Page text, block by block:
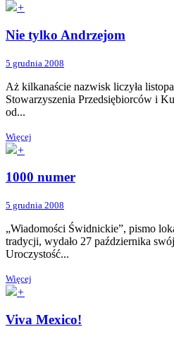
+
Nie tylko Andrzejom
5 grudnia 2008
Aż kilkanaście nazwisk liczyła
Stowarzyszenia Przedsiębiorców i
od...
Więcej
+
1000 numer
5 grudnia 2008
„Wiadomości Świdnickie”, pismo
tradycji, wydało 27 października
Uroczystość...
Więcej
+
Viva Mexico!